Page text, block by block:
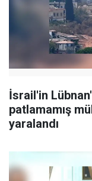
İsrail'in
patlamamış
yaralandı